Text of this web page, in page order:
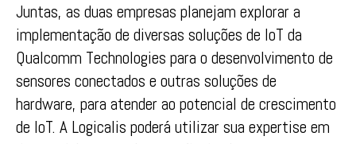
Juntas, as duas empresas planejam explorar a
implementação de diversas soluções de IoT da
Qualcomm Technologies para o desenvolvimento de
sensores conectados e outras soluções de
hardware, para atender ao potencial de crescimento
de IoT. A Logicalis poderá utilizar sua expertise em